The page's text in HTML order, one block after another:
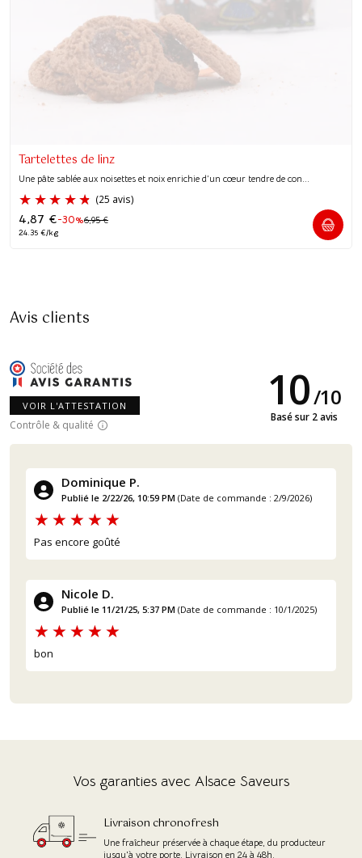
Tartelettes de linz
Une pâte sablée aux noisettes et noix enrichie d’un cœur tendre de con...
-30%6,95€
4,87 €
24.35 €/kg
Avis clients
VOIR L'ATTESTATION
Contrôle & qualité
10/10
Basé sur 2 avis
Dominique P.
Publié le 2/22/26, 10:59 PM (Date de commande : 2/9/2026)
Pas encore goûté
Nicole D.
Publié le 11/21/25, 5:37 PM (Date de commande : 10/1/2025)
bon
Vos garanties avec Alsace Saveurs
Livraison chronofresh
Une fraîcheur préservée à chaque étape, du producteur
jusqu'à votre porte. Livraison en 24 à 48h.